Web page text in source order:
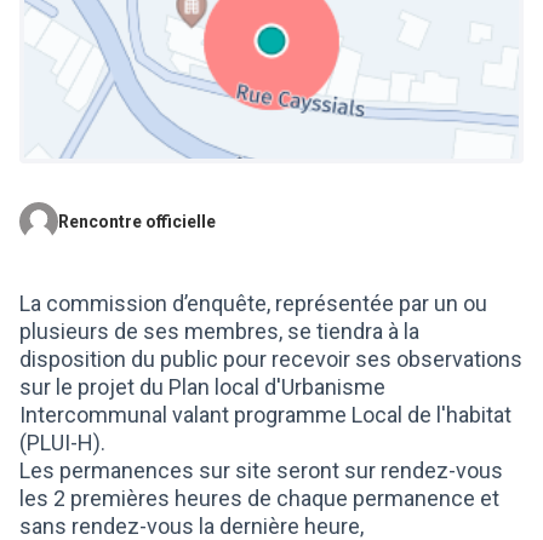
(Lien externe)
Rencontre officielle
La commission d’enquête, représentée par un ou
plusieurs de ses membres, se tiendra à la
disposition du public pour recevoir ses observations
sur le projet du Plan local d'Urbanisme
Intercommunal valant programme Local de l'habitat
(PLUI-H).
Les permanences sur site seront sur rendez-vous
les 2 premières heures de chaque permanence et
sans rendez-vous la dernière heure,